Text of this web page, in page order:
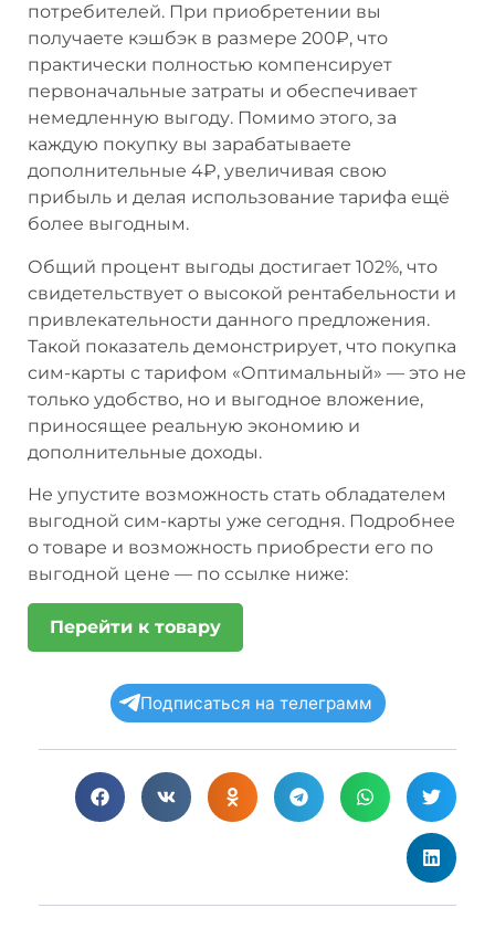
потребителей. При приобретении вы
получаете кэшбэк в размере 200₽, что
практически полностью компенсирует
первоначальные затраты и обеспечивает
немедленную выгоду. Помимо этого, за
каждую покупку вы зарабатываете
дополнительные 4₽, увеличивая свою
прибыль и делая использование тарифа ещё
более выгодным.
Общий процент выгоды достигает 102%, что
свидетельствует о высокой рентабельности и
привлекательности данного предложения.
Такой показатель демонстрирует, что покупка
сим-карты с тарифом «Оптимальный» — это не
только удобство, но и выгодное вложение,
приносящее реальную экономию и
дополнительные доходы.
Не упустите возможность стать обладателем
выгодной сим-карты уже сегодня. Подробнее
о товаре и возможность приобрести его по
выгодной цене — по ссылке ниже:
Перейти к товару
Подписаться на телеграмм